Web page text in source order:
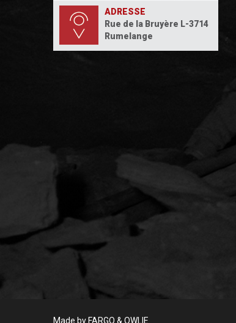
ADRESSE
Rue de la Bruyère L-3714
Rumelange
Made by FARGO & OWLIE